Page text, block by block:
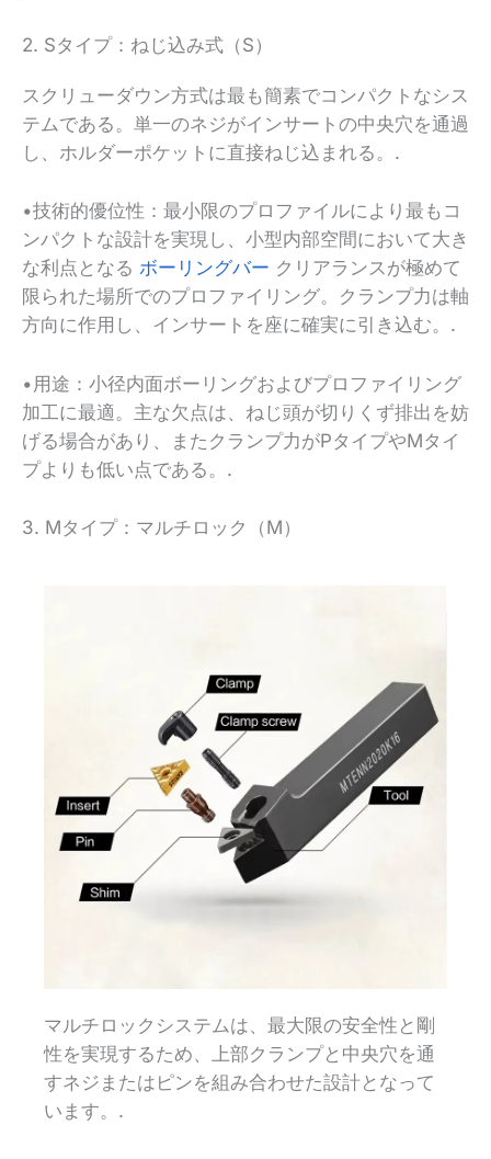
2. Sタイプ：ねじ込み式（S）
スクリューダウン方式は最も簡素でコンパクトなシス
テムである。単一のネジがインサートの中央穴を通過
し、ホルダーポケットに直接ねじ込まれる。.
•技術的優位性：最小限のプロファイルにより最もコ
ンパクトな設計を実現し、小型内部空間において大き
な利点となる ボーリングバー クリアランスが極めて
限られた場所でのプロファイリング。クランプ力は軸
方向に作用し、インサートを座に確実に引き込む。.
•用途：小径内面ボーリングおよびプロファイリング
加工に最適。主な欠点は、ねじ頭が切りくず排出を妨
げる場合があり、またクランプ力がPタイプやMタイ
プよりも低い点である。.
3. Mタイプ：マルチロック（M）
マルチロックシステムは、最大限の安全性と剛
性を実現するため、上部クランプと中央穴を通
すネジまたはピンを組み合わせた設計となって
います。.